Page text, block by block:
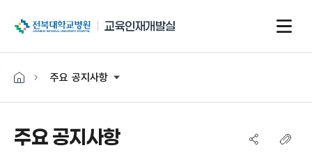
전북대학교병원
교육인재개발실
주요 공지사항
주요 공지사항